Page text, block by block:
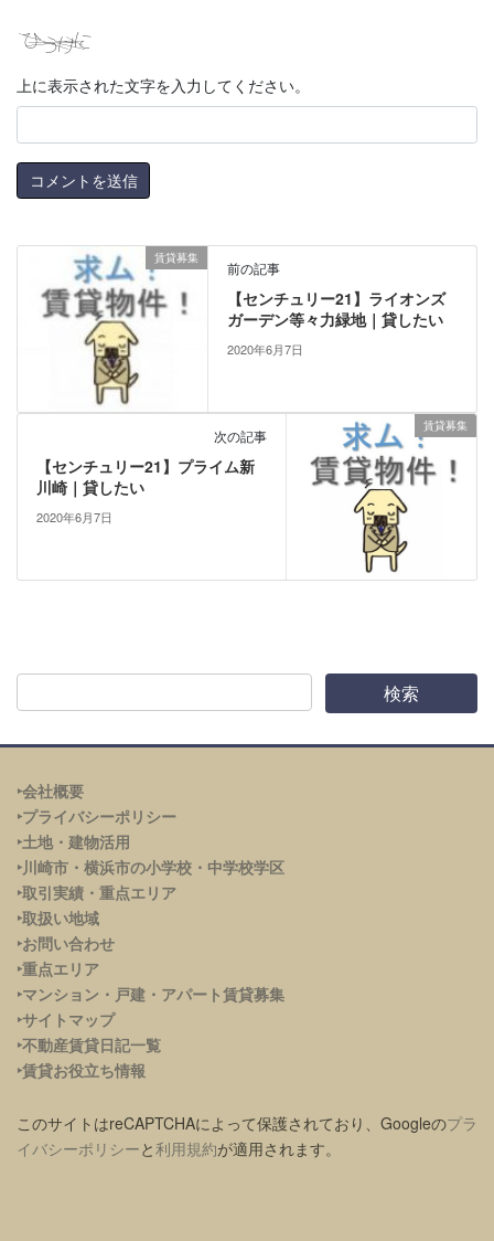
上に表示された文字を入力してください。
賃貸募集
前の記事
【センチュリー21】ライオンズ
ガーデン等々力緑地｜貸したい
2020年6月7日
賃貸募集
次の記事
【センチュリー21】プライム新
川崎｜貸したい
2020年6月7日
‣会社概要
‣プライバシーポリシー
‣土地・建物活用
‣川崎市・横浜市の小学校・中学校学区
‣取引実績・重点エリア
‣取扱い地域
‣お問い合わせ
‣重点エリア
‣マンション・戸建・アパート賃貸募集
‣サイトマップ
‣不動産賃貸日記一覧
‣賃貸お役立ち情報
このサイトはreCAPTCHAによって保護されており、Googleのプラ
イバシーポリシーと利用規約が適用されます。